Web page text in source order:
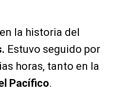
la historia del
Estuvo seguido por
horas, tanto en la
Pacífico.